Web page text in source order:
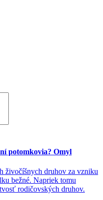
potomkovia? Omyl
živočíšnych druhov za vzniku
bežné. Napriek tomu
rodičovských druhov.